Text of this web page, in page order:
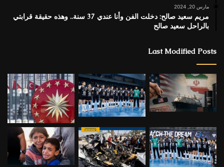
مارس 20, 2024
مريم سعيد صالح: دخلت الفن وأنا عندي 37 سنة.. وهذه حقيقة قرابتي
بالراحل سعيد صالح
Last Modified Posts